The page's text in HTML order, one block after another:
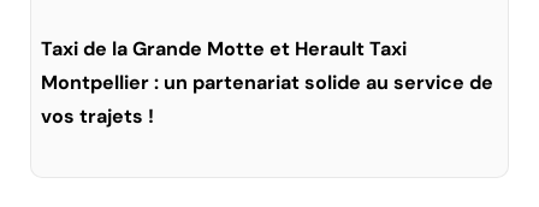
Taxi de la Grande Motte et Herault Taxi
Montpellier : un partenariat solide au service de
vos trajets !